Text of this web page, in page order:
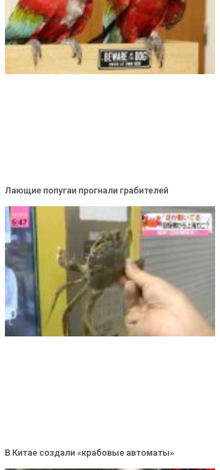
Лающие попугаи прогнали грабителей
В Китае создали «крабовые автоматы»